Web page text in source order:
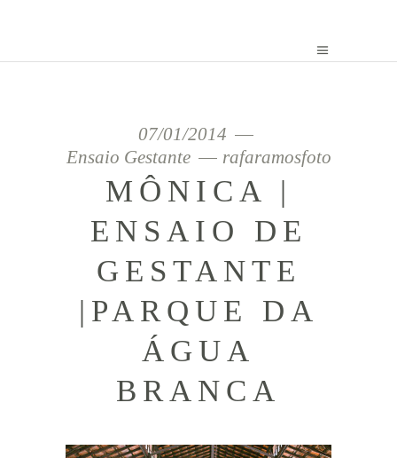
07/01/2014
Ensaio Gestante
rafaramosfoto
MÔNICA |
ENSAIO DE
GESTANTE
|PARQUE DA
ÁGUA
BRANCA